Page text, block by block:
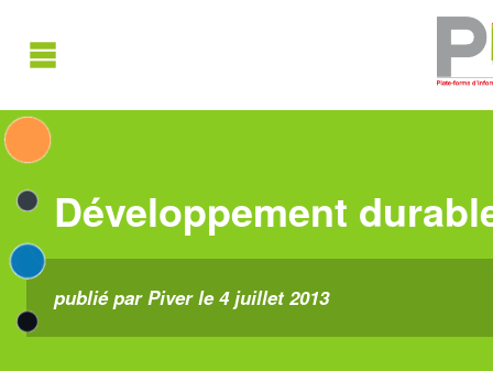
Développement
publié par Piver le 4 juillet 2013